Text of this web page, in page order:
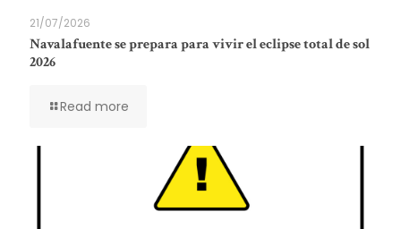
21/07/2026
Navalafuente se prepara para vivir el eclipse total de sol
2026
Read more